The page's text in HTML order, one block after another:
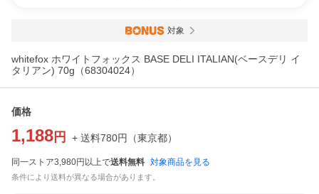
対象
whitefox ホワイトフォックス BASE DELI ITALIAN(ベースデリ イ
タリアン) 70g（68304024）
価格
1,188 円 + 送料780円 （東京都）
同一ストア3,980円以上で送料無料 対象商品を見る
条件により送料が異なる場合があります。